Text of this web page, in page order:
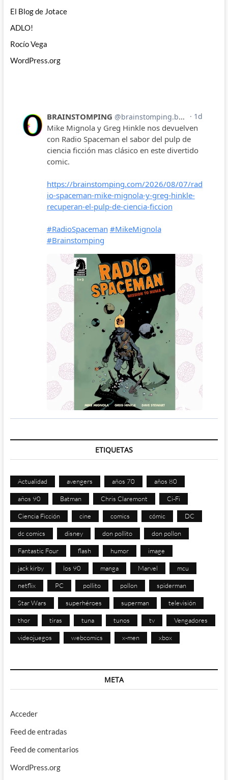
El Blog de Jotace
ADLO!
Rocío Vega
WordPress.org
ETIQUETAS
Actualidad avengers años 70 años 80
años 90 Batman Chris Claremont Ci-Fi
Ciencia Ficción cine comics cómic DC
dc comics disney don pollito don pollon
Fantastic Four flash humor image
jack kirby los 90 manga Marvel mcu
netflix PC pollito pollon spiderman
Star Wars superhéroes superman televisión
thor tiras tuna tunos tv Vengadores
videojuegos webcomics x-men xbox
META
Acceder
Feed de entradas
Feed de comentarios
WordPress.org